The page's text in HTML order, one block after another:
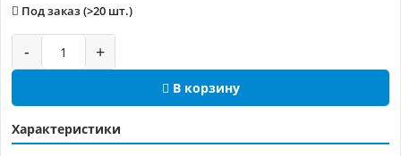
Под заказ (>20 шт.)
- +
В корзину
Характеристики